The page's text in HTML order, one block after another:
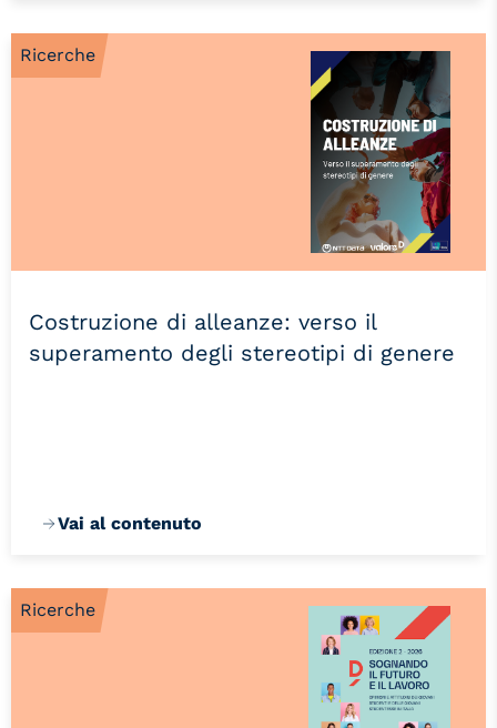
Ricerche
Costruzione di alleanze: verso il
superamento degli stereotipi di genere
Vai al contenuto
Ricerche